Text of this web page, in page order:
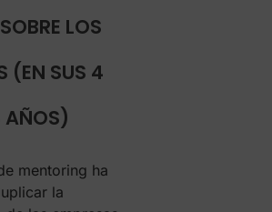
LOS
(EN SUS 4
AÑOS)
mentoring ha
la